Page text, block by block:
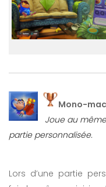
Mono-
Joue au
partie personnalisée.
Lors d’une partie